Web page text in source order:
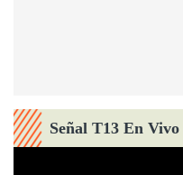
Señal T13 En Vivo